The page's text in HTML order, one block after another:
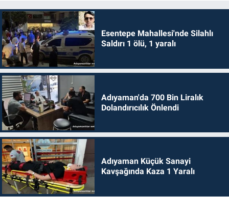
Esentepe Mahallesi'nde Silahlı
Saldırı 1 ölü, 1 yaralı
Adıyaman'da 700 Bin Liralık
Dolandırıcılık Önlendi
Adıyaman Küçük Sanayi
Kavşağında Kaza 1 Yaralı